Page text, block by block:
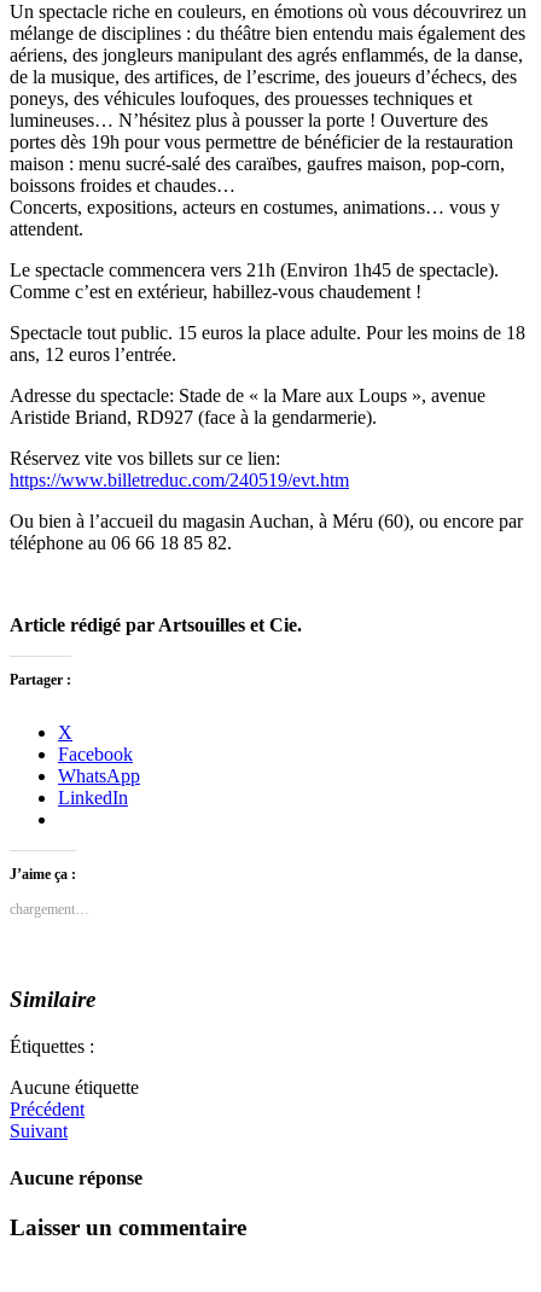
Un spectacle riche en couleurs, en émotions où vous découvrirez un
mélange de disciplines : du théâtre bien entendu mais également des
aériens, des jongleurs manipulant des agrés enflammés, de la danse,
de la musique, des artifices, de l’escrime, des joueurs d’échecs, des
poneys, des véhicules loufoques, des prouesses techniques et
lumineuses… N’hésitez plus à pousser la porte ! Ouverture des
portes dès 19h pour vous permettre de bénéficier de la restauration
maison : menu sucré-salé des caraïbes, gaufres maison, pop-corn,
boissons froides et chaudes…
Concerts, expositions, acteurs en costumes, animations… vous y
attendent.
Le spectacle commencera vers 21h (Environ 1h45 de spectacle).
Comme c’est en extérieur, habillez-vous chaudement !
Spectacle tout public. 15 euros la place adulte. Pour les moins de 18
ans, 12 euros l’entrée.
Adresse du spectacle: Stade de « la Mare aux Loups », avenue
Aristide Briand, RD927 (face à la gendarmerie).
Réservez vite vos billets sur ce lien:
https://www.billetreduc.com/240519/evt.htm
Ou bien à l’accueil du magasin Auchan, à Méru (60), ou encore par
téléphone au 06 66 18 85 82.
Article rédigé par Artsouilles et Cie.
Partager :
X
Facebook
WhatsApp
LinkedIn
J’aime ça :
chargement…
Similaire
Étiquettes :
Aucune étiquette
Précédent
Suivant
Aucune réponse
Laisser un commentaire